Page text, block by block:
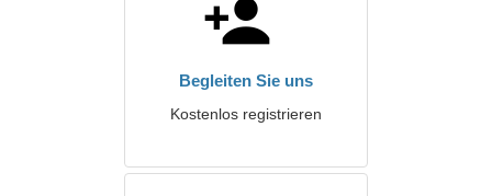
Begleiten Sie uns
Kostenlos registrieren